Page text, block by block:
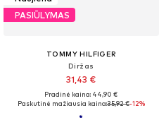
PASIŪLYMAS
TOMMY HILFIGER
Diržas
31,43 €
Pradinė kaina: 44,90 €
Paskutinė mažiausia kaina:35,92 €-12%